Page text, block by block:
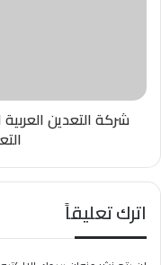
شركة التعدين
اترك تعليقاً